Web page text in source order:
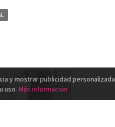
y mostrar publicidad personalizada
uso. Más información